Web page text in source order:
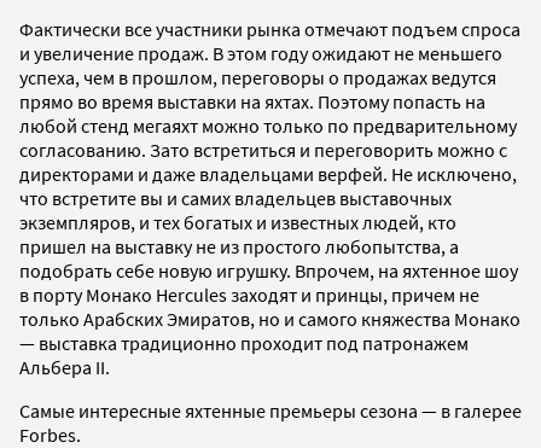
Фактически все участники рынка отмечают подъем спроса
и увеличение продаж. В этом году ожидают не меньшего
успеха, чем в прошлом, переговоры о продажах ведутся
прямо во время выставки на яхтах. Поэтому попасть на
любой стенд мегаяхт можно только по предварительному
согласованию. Зато встретиться и переговорить можно с
директорами и даже владельцами верфей. Не исключено,
что встретите вы и самих владельцев выставочных
экземпляров, и тех богатых и известных людей, кто
пришел на выставку не из простого любопытства, а
подобрать себе новую игрушку. Впрочем, на яхтенное шоу
в порту Монако Hercules заходят и принцы, причем не
только Арабских Эмиратов, но и самого княжества Монако
— выставка традиционно проходит под патронажем
Альбера II.
Самые интересные яхтенные премьеры сезона — в галерее
Forbes.